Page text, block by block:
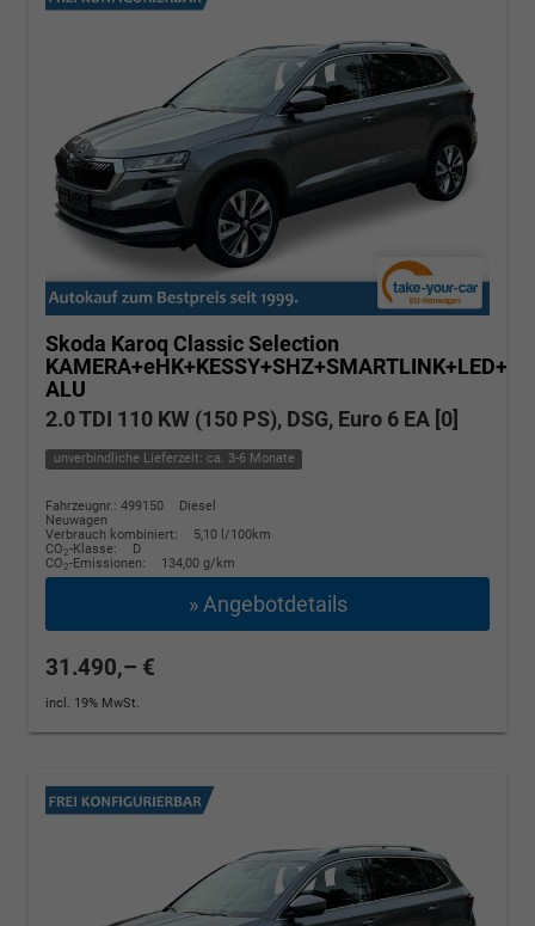
Skoda Karoq Classic Selection
ALU
2.0 TDI 110 KW (150 PS), DSG, Euro 6 EA [0]
unverbindliche Lieferzeit: ca. 3-6 Monate
Fahrzeugnr.: 499150
Diesel
Neuwagen
Verbrauch kombiniert:
5,10 l/100km
CO2-Klasse:
D
CO2-Emissionen: 134,00 g/km
» Angebotdetails
31.490,– €
incl. 19% MwSt.